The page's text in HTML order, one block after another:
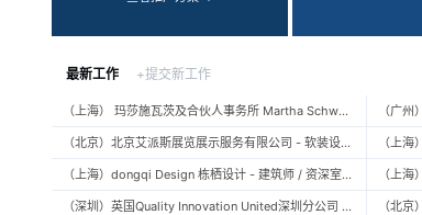
最新工作 +提交新工作
（上海） 玛莎施瓦茨及合伙人事务所 Martha Schwartz Partners – 高级景观建筑师 Senior Landscape Designer / 景观建筑师 Landscape Designer
（北京）北京艾派斯展览展示服务有限公司 - 软装设计师 / 陈列设计师
（上海）dongqi Design 栋栖设计 - 建筑师 / 资深室内设计师 / 室内设计师 / 媒体及公共关系主管 / 设计实习生（常年招聘）
（深圳）英国Quality Innovation United深圳分公司 - 建筑设计师 / 资深建筑设计师 / 室内设计师 / 设计实习生